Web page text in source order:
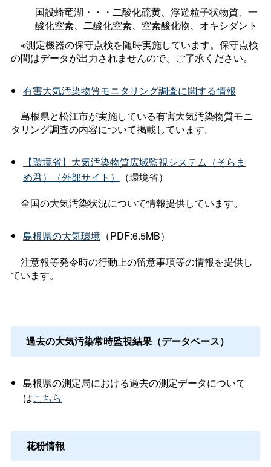
国設蟠竜湖・・・二酸化硫黄、浮遊粒子状物質、一
酸化窒素、二酸化窒素、窒素酸化物、オキシダント
※測定機器の保守点検を随時実施しています。保守点検
の間はデータが出力されませんので、ご了承ください。
有害大気汚染物質モニタリング調査に関する情報
島根県と松江市が実施している有害大気汚染物質モニ
タリング調査の内容について掲載しています。
【環境省】大気汚染物質広域監視システム（そらま
め君）（外部サイト）
（環境省）
全国の大気汚染状況について情報提供しています。
島根県の大気環境 （PDF:6.5MB）
注意報等発令時の行動上の留意事項等の情報を提供し
ています。
過去の大気汚染常時監視結果（データベース）
島根県の測定局における過去の測定データについて
はこちら
花粉情報